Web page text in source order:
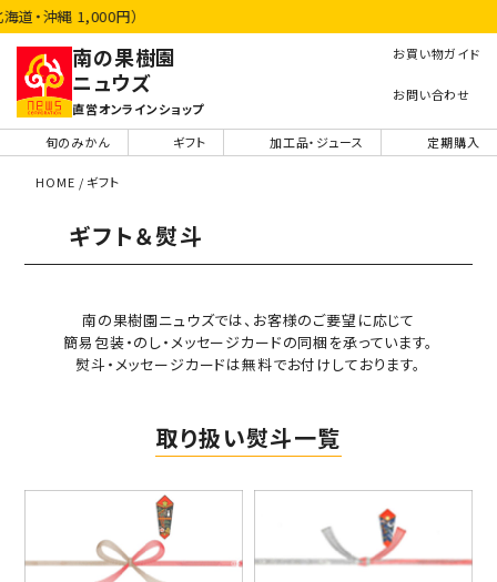
南の果樹園
ニュウズ
直営オンラインショップ
旬のみかん
ギフト 加工品・ジュース 定期購入
お買い物ガイド
お問い合わせ
HOME ギフト
ギフト＆熨斗
南の果樹園ニュウズでは、お客様のご要望に応じて
簡易包装・のし・メッセージカードの同梱を承っています。
熨斗・メッセージカードは無料でお付けしております。
取り扱い熨斗一覧